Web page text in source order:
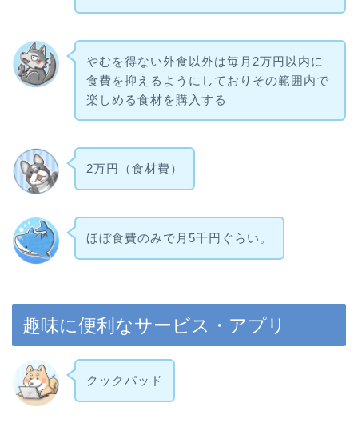
やむを得ない外食以外は毎月2万円以内に
食費を抑えるようにしておりその範囲内で
楽しめる食材を購入する
2万円（食材費）
ほぼ食費のみで月5千円ぐらい。
趣味に便利なサービス・アプリ
クックパッド